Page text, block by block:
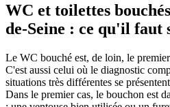
WC et toilettes
de-Seine : ce qu'il faut
Le WC bouché est, de loin, le
C'est aussi celui où le diagnostic
situations très différentes se
Dans le premier cas, le bouchon est